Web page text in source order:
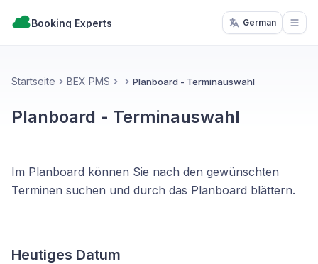
Booking Experts German
Startseite BEX PMS Planboard - Terminauswahl
Planboard - Terminauswahl
Im Planboard können Sie nach den gewünschten
Terminen suchen und durch das Planboard blättern.
Heutiges Datum